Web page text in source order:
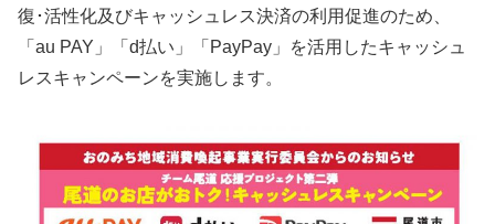
復･活性化及びキャッシュレス決済の利用促進のため、
「au PAY」「d払い」「PayPay」を活用したキャッシュ
レスキャンペーンを実施します。